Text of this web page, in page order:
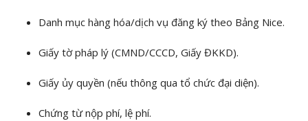
Danh mục hàng hóa/dịch vụ đăng ký theo Bảng Nice.
Giấy tờ pháp lý (CMND/CCCD, Giấy ĐKKD).
Giấy ủy quyền (nếu thông qua tổ chức đại diện).
Chứng từ nộp phí, lệ phí.